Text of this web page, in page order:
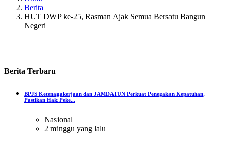
Berita
HUT DWP ke-25, Rasman Ajak Semua Bersatu Bangun
Negeri
Berita Terbaru
BPJS Ketenagakerjaan dan JAMDATUN Perkuat Penegakan Kepatuhan,
Pastikan Hak Peke...
Nasional
2 minggu yang lalu